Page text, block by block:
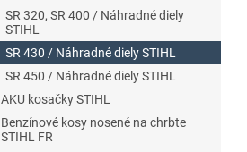
SR 320, SR 400 / Náhradné diely
STIHL
SR 430 / Náhradné diely STIHL
SR 450 / Náhradné diely STIHL
AKU kosačky STIHL
Benzínové kosy nosené na chrbte
STIHL FR